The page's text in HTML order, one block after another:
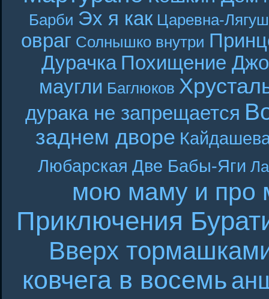
Барби Эх я как Царевна-
овраг Солнышко внутри
Дурачка Похищение
маугли Баглюков
дурака не запрещается
заднем дворе
Любарская Две Бабы-Яги
мою маму и про
Приключения
Вверх
ковчега в восемь